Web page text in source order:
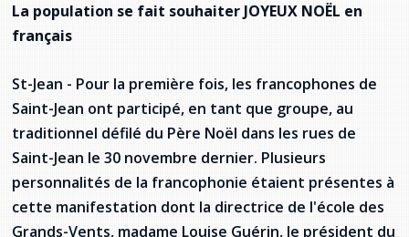
Jeux de la francophonie canadienne
Forum jeunesse pancanadien
Assemblée générale annuelle
Gestes et paroles ambigus
Admission au barreau
Ressources documentaires
La Charte canadienne des droits et libertés
Lois fréquemment consultées
Commission des droits de la personne de
Terre-Neuve-et-Labrador
Législation spéciale Covid-19
L'Aide juridique à Terre-Neuve-et-
Labrador
Qu'est-ce que l'Aide juridique ?
Répertoire des juristes d'expression
française
Règlement Quiz RVF 2021
Activités
Guide du système de santé à TNL
Offres Actives
Santé mentale et dépendances
Société Santé en français (SSF)
Travailler en santé à TNL
Services en français
Carte des services en français
La population se fait souhaiter JOYEUX NOËL en
français
St-Jean - Pour la première fois, les francophones de
Saint-Jean ont participé, en tant que groupe, au
traditionnel défilé du Père Noël dans les rues de
Saint-Jean le 30 novembre dernier. Plusieurs
personnalités de la francophonie étaient présentes à
cette manifestation dont la directrice de l'école des
Grands-Vents, madame Louise Guérin, le président du